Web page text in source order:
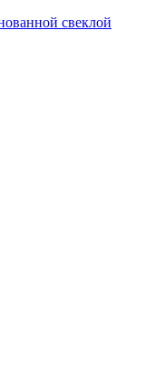
свеклой